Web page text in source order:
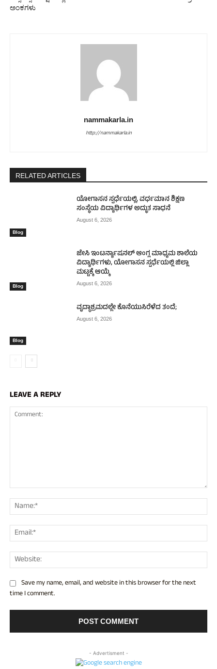
ಅಂಕಗಳು
nammakarla.in
http://nammakarla.in
RELATED ARTICLES
Blog
ಯೋಗಾಸನ ಸ್ಪರ್ಧೆಯಲ್ಲಿ, ವರ್ಧಮಾನ ಶಿಕ್ಷಣ
ಸಂಸ್ಥೆಯ ವಿದ್ಯಾರ್ಥಿಗಳ ಅದ್ಭುತ ಸಾಧನೆ
August 6, 2026
Blog
ಜೇಸಿ ಇಂಟರ್ನ್ಯಾಷನಲ್ ಆಂಗ್ಲ ಮಾಧ್ಯಮ ಶಾಲೆಯ
ವಿದ್ಯಾರ್ಥಿಗಳು, ಯೋಗಾಸನ ಸ್ಪರ್ಧೆಯಲ್ಲಿ ಜಿಲ್ಲಾ
ಮಟ್ಟಕ್ಕೆ ಆಯ್ಕೆ
August 6, 2026
Blog
ವೃದ್ಧಾಶ್ರಮದಲ್ಲೇ ಕೊನೆಯುಸಿರೆಳೆದ ತಂದೆ;
August 6, 2026
LEAVE A REPLY
Save my name, email, and website in this browser for the next
time I comment.
- Advertisment -